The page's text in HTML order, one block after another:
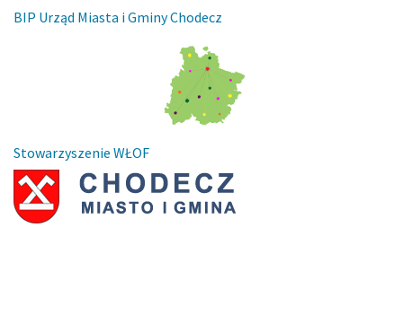
BIP Urząd Miasta i Gminy Chodecz
Stowarzyszenie WŁOF